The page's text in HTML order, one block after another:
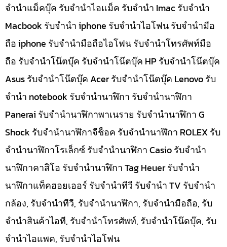
จำนำแม็คบุ๊ค รับจำนำไอแม็ค รับจำนำ Imac รับจำนำ
Macbook รับจำนำ iphone รับจำนำไอโฟน รับจำนำมือ
ถือ iphone รับจำนำมือถือไอโฟน รับจำนำโทรศัพท์มือ
ถือ รับจำนำโน๊ตบุ๊ค รับจำนำโน๊ตบุ๊ค HP รับจำนำโน๊ตบุ๊ค
Asus รับจำนำโน๊ตบุ๊ค Acer รับจำนำโน๊ตบุ๊ค Lenovo รับ
จำนำ notebook รับจำนำนาฬิกา รับจำนำนาฬิกา
Panerai รับจำนำนาฬิกาพาเนราย รับจำนำนาฬิกา G
Shock รับจำนำนาฬิกาจีช็อค รับจำนำนาฬิกา ROLEX รับ
จำนำนาฬิกาโรเล็กซ์ รับจำนำนาฬิกา Casio รับจำนำ
นาฬิกาคาสิโอ รับจำนำนาฬิกา Tag Heuer รับจำนำ
นาฬิกาแท็คฮอยเออร์ รับจำนำทีวี รับจำนำ TV รับจำนำ
กล้อง, รับจำนำทีวี, รับจำนำนาฬิกา, รับจำนำมือถือ, รับ
จำนำสินค้าไอที, รับจำนำโทรศัพท์, รับจำนำโน๊ดบุ๊ค, รับ
จำนำไอแพค, รับจำนำไอโฟน